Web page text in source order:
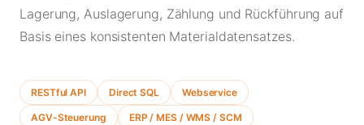
Lagerung, Auslagerung, Zählung und Rückführung auf
Basis eines konsistenten Materialdatensatzes.
RESTful API Direct SQL Webservice
AGV-Steuerung ERP / MES / WMS / SCM